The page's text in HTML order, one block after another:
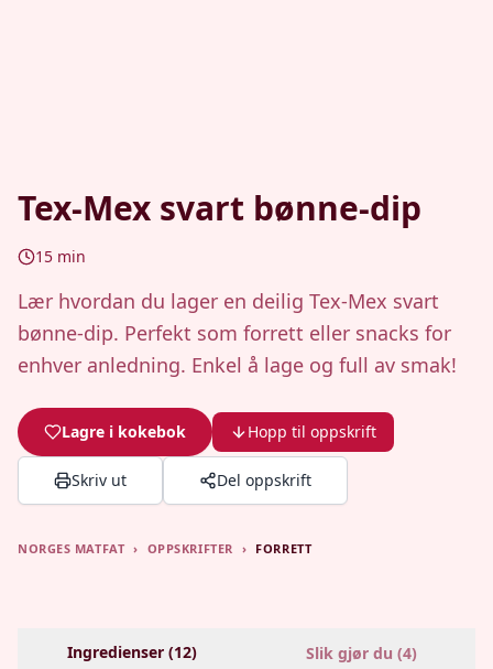
Tex-Mex svart bønne-dip
15 min
Lær hvordan du lager en deilig Tex-Mex svart
bønne-dip. Perfekt som forrett eller snacks for
enhver anledning. Enkel å lage og full av smak!
Lagre i kokebok Hopp til oppskrift
Skriv ut Del oppskrift
NORGES MATFAT › OPPSKRIFTER › FORRETT
Ingredienser (12) Slik gjør du (4)